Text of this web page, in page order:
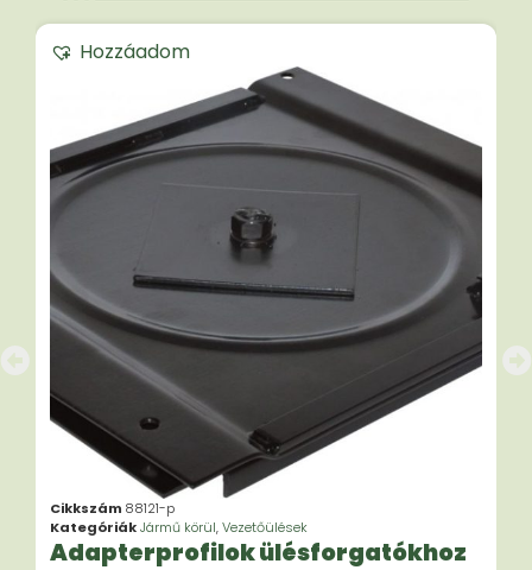
Hozzáadom
Cikkszám 88121-p
KategóriákJármű körül,Vezetőülések
Adapterprofilok ülésforgatókhoz